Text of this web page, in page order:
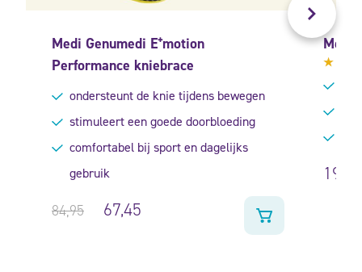
Medi Genumedi E⁺motion
Performance kniebrace
ondersteunt de knie tijdens bewegen
stimuleert een goede doorbloeding
comfortabel bij sport en dagelijks
gebruik
84,95 67,45
Medi
4.40